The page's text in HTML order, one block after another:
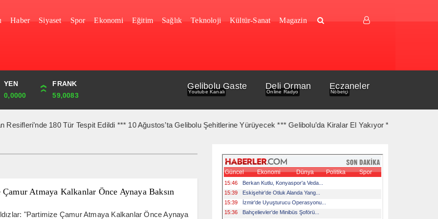
Haber Siyaset Spor Ekonomi Eğitim Sağlık Teknoloji Kültür-Sanat Magazin
YEN
0,0000
FRANK
59,0083
CUMHURİYET
44,750,00
Gelibolu Gaste
Youtube Kanalı
Deli Orman
Online Radyo
Eczaneler
Nöbetçi
180 Tür Tespit Edildi *** 10 Ağustos’ta Gelibolu Şehitlerine Yürüyecek *** Gelibolu’da Kiralar El Yakıyor *** Gelibolu
Atmaya Kalkanlar Önce Aynaya Baksın
"Partimize Çamur Atmaya Kalkanlar Önce Aynaya